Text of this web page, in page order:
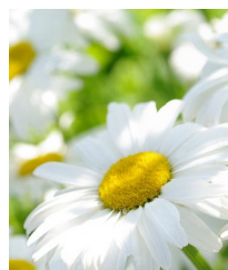
Перейти
к
содержимому